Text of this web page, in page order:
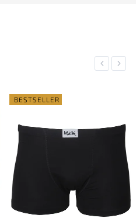
Previous
BESTSELLER
Next